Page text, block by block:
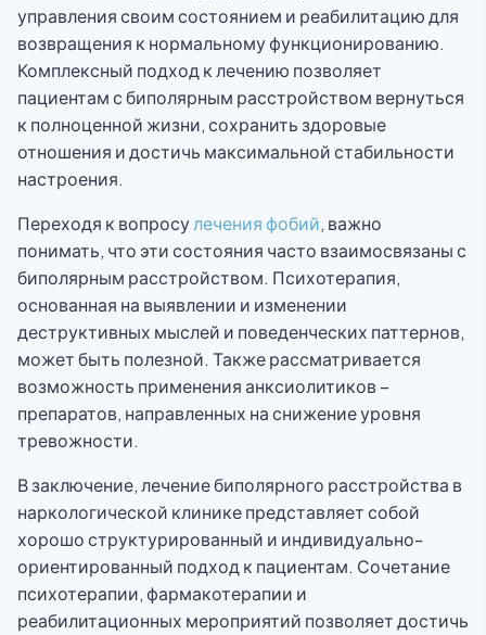
управления своим состоянием и реабилитацию для
возвращения к нормальному функционированию.
Комплексный подход к лечению позволяет
пациентам с биполярным расстройством вернуться
к полноценной жизни, сохранить здоровые
отношения и достичь максимальной стабильности
настроения.
Переходя к вопросулечения фобий, важно
понимать, что эти состояния часто взаимосвязаны с
биполярным расстройством. Психотерапия,
основанная на выявлении и изменении
деструктивных мыслей и поведенческих паттернов,
может быть полезной. Также рассматривается
возможность применения анксиолитиков –
препаратов, направленных на снижение уровня
тревожности.
В заключение, лечение биполярного расстройства в
наркологической клинике представляет собой
хорошо структурированный и индивидуально-
ориентированный подход к пациентам. Сочетание
психотерапии, фармакотерапии и
реабилитационных мероприятий позволяет достичь